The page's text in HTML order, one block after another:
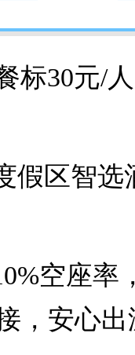
标30元/
假区智
空座率
，安心出